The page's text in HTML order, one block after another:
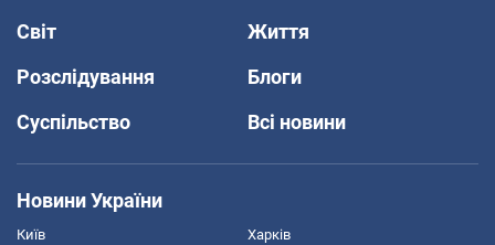
Світ
Життя
Розслідування
Блоги
Суспільство
Всі новини
Новини України
Київ Харків